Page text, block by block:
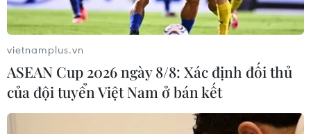
vietnamplus.vn
ASEAN Cup 2026 ngày 8/8: Xác định đối thủ
của đội tuyển Việt Nam ở bán kết